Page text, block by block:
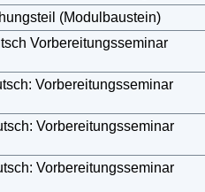
(Modulbaustein)
Vorbereitungsseminar
Vorbereitungsseminar
Vorbereitungsseminar
Vorbereitungsseminar